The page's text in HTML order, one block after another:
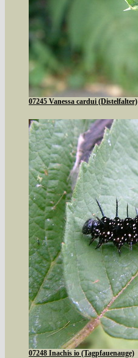
07245 Vanessa cardui (Distelfalter)
07248 Inachis io (Tagpfauenauge)